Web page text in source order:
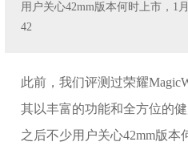
用户关心42mm版本何时上市，1
42
此前，我们评测过荣耀
其以丰富的功能和全方位的
之后不少用户关心42mm版本